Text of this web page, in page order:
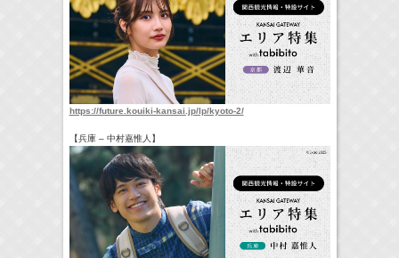
https://future.kouiki-kansai.jp/lp/kyoto-2/
【兵庫 – 中村嘉惟人】